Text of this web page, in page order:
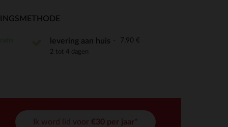
aan te passen en te beheren, en zorgt ervoor dat aan
levering aan huis 7,90 €
2 tot 4 dagen
Ik word lid voor €30 per jaar*